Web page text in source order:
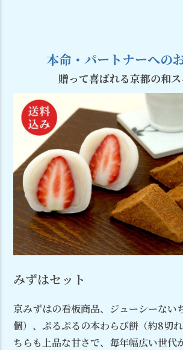
本命・パートナーへの
贈って喜ばれる京都の和
みずはセット
京みずはの看板商品、ジューシーない
個）、ぷるぷるの本わらび餅（約8切
ちらも上品な甘さで、毎年幅広い世代